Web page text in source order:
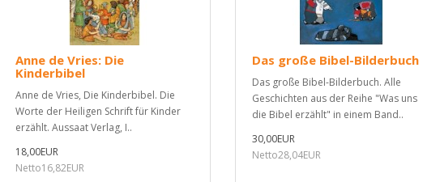
Anne de Vries: Die
Kinderbibel
Anne de Vries, Die Kinderbibel. Die
Worte der Heiligen Schrift für Kinder
erzählt. Aussaat Verlag, I..
18,00EUR
Netto16,82EUR
Das große Bibel-Bilderbuch
Das große Bibel-Bilderbuch. Alle
Geschichten aus der Reihe "Was uns
die Bibel erzählt" in einem Band..
30,00EUR
Netto28,04EUR